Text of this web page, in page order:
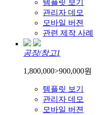
템플릿 보기
관리자 데모
모바일 버젼
관련 제작 사례
공장/창고1
1,800,000>900,000원
템플릿 보기
관리자 데모
모바일 버젼